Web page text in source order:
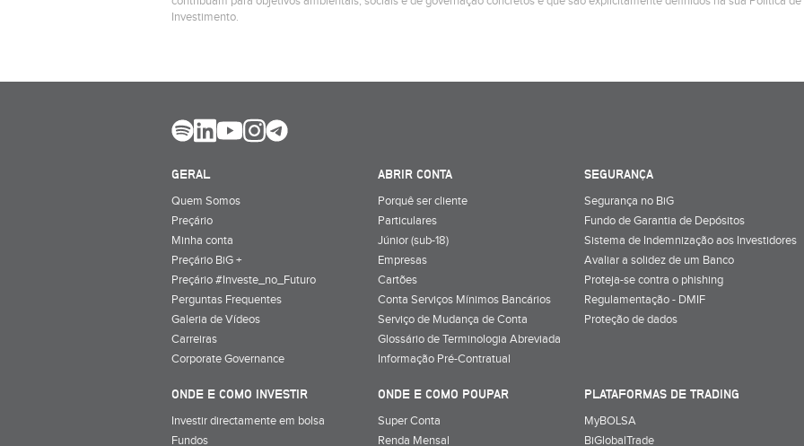
Investimento.
GERAL
Quem Somos
Preçário
Minha conta
Preçário BiG +
Preçário #Investe_no_Futuro
Perguntas Frequentes
Galeria de Vídeos
Carreiras
Corporate Governance
ABRIR CONTA
Porquê ser cliente
Particulares
Júnior (sub-18)
Empresas
Cartões
Conta Serviços Mínimos Bancários
Serviço de Mudança de Conta
Glossário de Terminologia Abreviada
Informação Pré-Contratual
SEGURANÇA
Segurança no BiG
Fundo de Garantia de Depósitos
Sistema de Indemnização aos Investidores
Avaliar a solidez de um Banco
Proteja-se contra o phishing
Regulamentação - DMIF
Proteção de dados
ONDE E COMO INVESTIR
Investir directamente em bolsa
Fundos
ONDE E COMO POUPAR
Super Conta
Renda Mensal
PLATAFORMAS DE TRADING
MyBOLSA
BiGlobalTrade